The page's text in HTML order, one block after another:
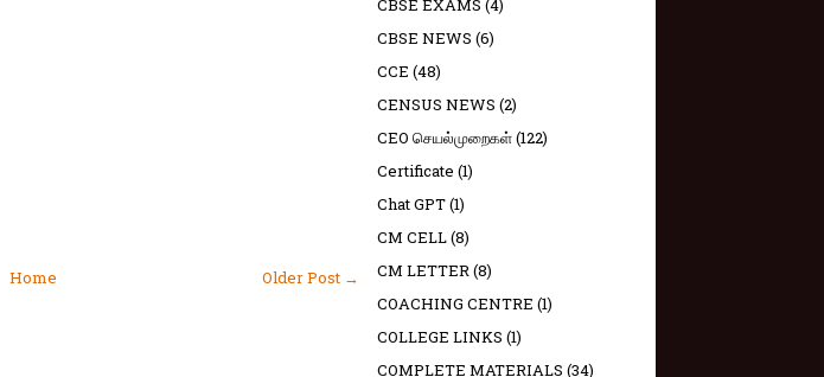
Older Post →
Home
CBSE EXAMS (4)
CBSE NEWS (6)
CCE (48)
CENSUS NEWS (2)
CEO செயல்முறைகள்(122)
Certificate (1)
Chat GPT(1)
CM CELL(8)
CM LETTER(8)
COACHING CENTRE (1)
COLLEGE LINKS (1)
COMPLETE MATERIALS (34)